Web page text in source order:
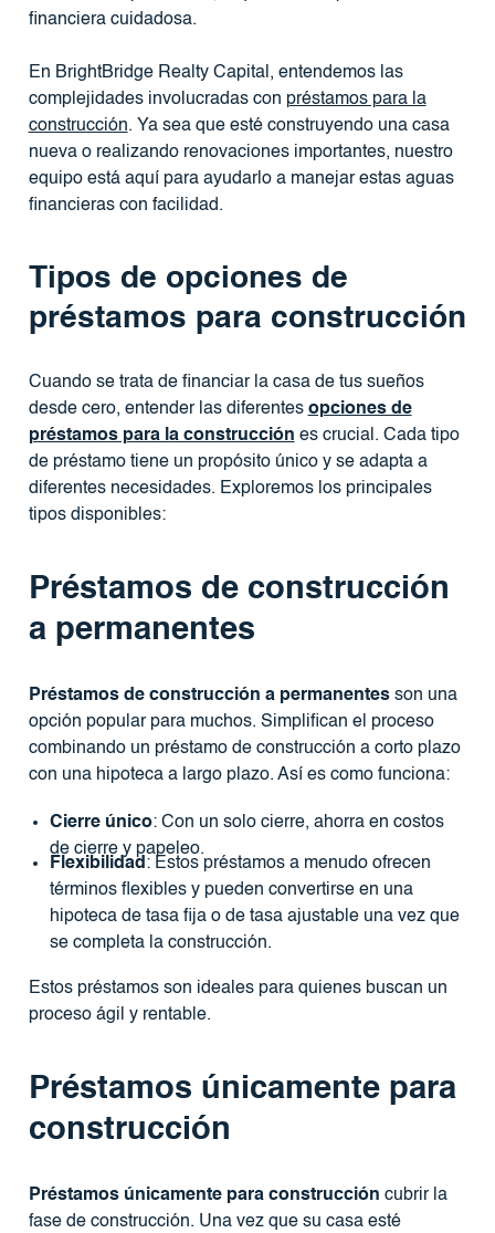
financiera cuidadosa.
En BrightBridge Realty Capital, entendemos las
complejidades involucradas con préstamos para la
construcción. Ya sea que esté construyendo una casa
nueva o realizando renovaciones importantes, nuestro
equipo está aquí para ayudarlo a manejar estas aguas
financieras con facilidad.
Tipos de opciones de
préstamos para construcción
Cuando se trata de financiar la casa de tus sueños
desde cero, entender las diferentes opciones de
préstamos para la construcción es crucial. Cada tipo
de préstamo tiene un propósito único y se adapta a
diferentes necesidades. Exploremos los principales
tipos disponibles:
Préstamos de construcción
a permanentes
Préstamos de construcción a permanentesson una
opción popular para muchos. Simplifican el proceso
combinando un préstamo de construcción a corto plazo
con una hipoteca a largo plazo. Así es como funciona:
Cierre único: Con un solo cierre, ahorra en costos
de cierre y papeleo.
Flexibilidad : Estos préstamos a menudo ofrecen
términos flexibles y pueden convertirse en una
hipoteca de tasa fija o de tasa ajustable una vez que
se completa la construcción.
Estos préstamos son ideales para quienes buscan un
proceso ágil y rentable.
Préstamos únicamente para
construcción
Préstamos únicamente para construcción cubrir la
fase de construcción. Una vez que su casa esté